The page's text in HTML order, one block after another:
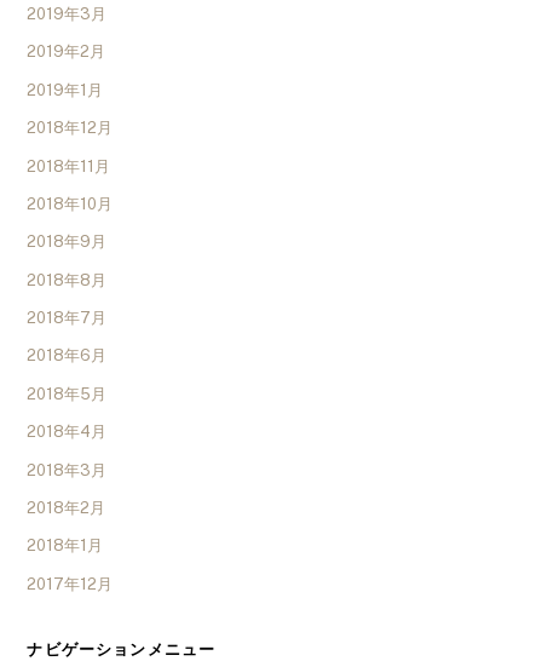
2019年3月
2019年2月
2019年1月
2018年12月
2018年11月
2018年10月
2018年9月
2018年8月
2018年7月
2018年6月
2018年5月
2018年4月
2018年3月
2018年2月
2018年1月
2017年12月
ナビゲーションメニュー